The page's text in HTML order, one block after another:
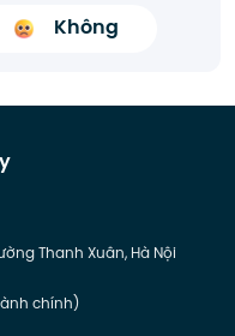
Không
Thanh Xuân, Hà Nội
chính)